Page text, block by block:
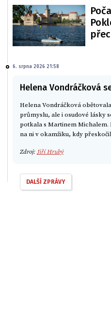
6. srpna 2026 21:58
Helena Vondráčková
Helena Vondráčková
průmyslu, ale i osudové lásky
potkala s Martinem
na ni v okamžiku, kdy
Zdroj: Jiří Hrubý
DALŠÍ ZPRÁVY